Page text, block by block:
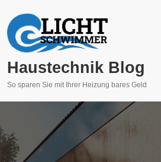
Inhalt
Haustechnik Blog
So sparen Sie mit Ihrer Heizung bares Geld